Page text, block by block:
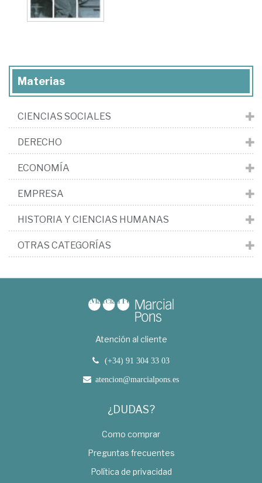
Materias
CIENCIAS SOCIALES
DERECHO
ECONOMÍA
EMPRESA
HISTORIA Y CIENCIAS HUMANAS
OTRAS CATEGORÍAS
Atención al cliente
(+34) 91 304 33 03
atencion@marcialpons.es
¿DUDAS?
Como comprar
Preguntas frecuentes
Política de privacidad